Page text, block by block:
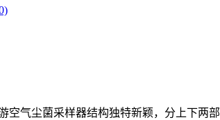
空气尘菌采样器结构独特新颖，分上下两